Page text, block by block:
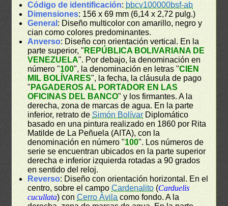
Código de identificación: bbcv100000bsf-ab
Dimensiones: 156 x 69 mm (6,14 x 2,72 pulg.)
General : Diseño multicolor con amarillo, negro y
cian como colores predominantes.
Anverso: Diseño con orientación vertical. En la
parte superior, " REPÚBLICA BOLIVARIANA DE
VENEZUELA". Por debajo, la denominación en
número "100", la denominación en letras "CIEN
MIL BOLÍVARES", la fecha, la cláusula de pago
" PAGADEROS AL PORTADOR EN LAS
OFICINAS DEL BANCO" y los firmantes. A la
derecha, zona de marcas de agua. En la parte
inferior, retrato deSimón Bolívar Diplomático
basado en una pintura realizado en 1860 por Rita
Matilde de La Peñuela (AITA), con la
denominación en número "100". Los números de
serie se encuentran ubicados en la parte superior
derecha e inferior izquierda rotadas a 90 grados
en sentido del reloj.
Reverso: Diseño con orientación horizontal. En el
centro, sobre el campoCardenalito (Carduelis
cucullata) conCerro Ávila como fondo. A la